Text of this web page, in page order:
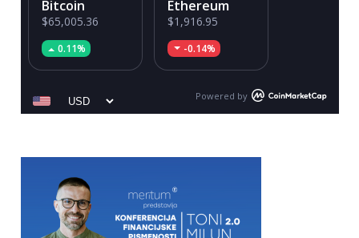
Bitcoin
$65,005.36
0.11%
Ethereum
$1,916.95
-0.14%
Powered by